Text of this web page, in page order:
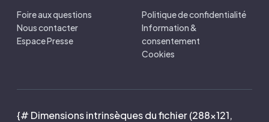
Foire aux questions
Nous contacter
Espace Presse
Politique de confidentialité
Information &
consentement
Cookies
{# Dimensions intrinsèques du fichier (288×121,